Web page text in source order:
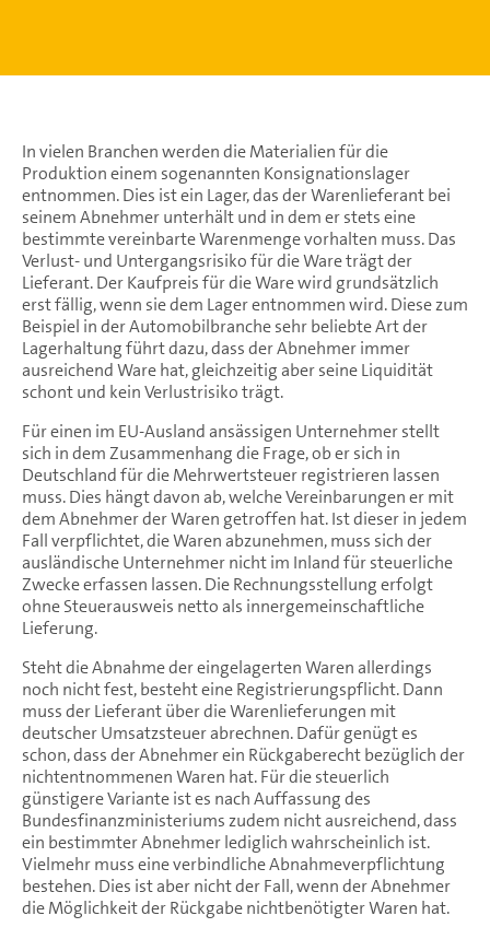
In vielen Branchen werden die Materialien für die
Produktion einem sogenannten Konsignationslager
entnommen. Dies ist ein Lager, das der Warenlieferant bei
seinem Abnehmer unterhält und in dem er stets eine
bestimmte vereinbarte Warenmenge vorhalten muss. Das
Verlust- und Untergangsrisiko für die Ware trägt der
Lieferant. Der Kaufpreis für die Ware wird grundsätzlich
erst fällig, wenn sie dem Lager entnommen wird. Diese zum
Beispiel in der Automobilbranche sehr beliebte Art der
Lagerhaltung führt dazu, dass der Abnehmer immer
ausreichend Ware hat, gleichzeitig aber seine Liquidität
schont und kein Verlustrisiko trägt.
Für einen im EU-Ausland ansässigen Unternehmer stellt
sich in dem Zusammenhang die Frage, ob er sich in
Deutschland für die Mehrwertsteuer registrieren lassen
muss. Dies hängt davon ab, welche Vereinbarungen er mit
dem Abnehmer der Waren getroffen hat. Ist dieser in jedem
Fall verpflichtet, die Waren abzunehmen, muss sich der
ausländische Unternehmer nicht im Inland für steuerliche
Zwecke erfassen lassen. Die Rechnungsstellung erfolgt
ohne Steuerausweis netto als innergemeinschaftliche
Lieferung.
Steht die Abnahme der eingelagerten Waren allerdings
noch nicht fest, besteht eine Registrierungspflicht. Dann
muss der Lieferant über die Warenlieferungen mit
deutscher Umsatzsteuer abrechnen. Dafür genügt es
schon, dass der Abnehmer ein Rückgaberecht bezüglich der
nichtentnommenen Waren hat. Für die steuerlich
günstigere Variante ist es nach Auffassung des
Bundesfinanzministeriums zudem nicht ausreichend, dass
ein bestimmter Abnehmer lediglich wahrscheinlich ist.
Vielmehr muss eine verbindliche Abnahmeverpflichtung
bestehen. Dies ist aber nicht der Fall, wenn der Abnehmer
die Möglichkeit der Rückgabe nichtbenötigter Waren hat.